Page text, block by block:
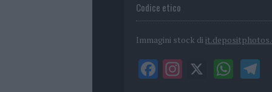
Codice etico
Immagini stock di